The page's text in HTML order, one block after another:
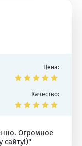
Цена:
Качество:
Огромное
сайту!)"